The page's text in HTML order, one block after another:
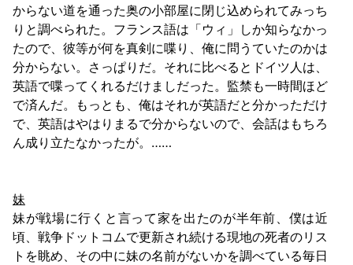
からない道を通った奥の小部屋に閉じ込められてみっち
りと調べられた。フランス語は「ウィ」しか知らなかっ
たので、彼等が何を真剣に喋り、俺に問うていたのかは
分からない。さっぱりだ。それに比べるとドイツ人は、
英語で喋ってくれるだけましだった。監禁も一時間ほど
で済んだ。もっとも、俺はそれが英語だと分かっただけ
で、英語はやはりまるで分からないので、会話はもちろ
ん成り立たなかったが。……
妹
妹が戦場に行くと言って家を出たのが半年前、僕は近
頃、戦争ドットコムで更新され続ける現地の死者のリス
トを眺め、その中に妹の名前がないかを調べている毎日